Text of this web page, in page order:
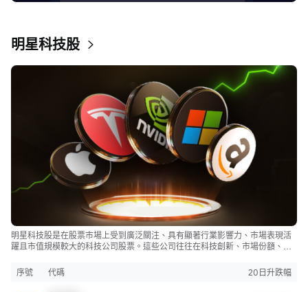
明星科技股
明星科技股是在股票市場上受到廣泛關注、具有顯著行業影響力、市場表現活
躍且市值規模較大的科技公司股票。這些公司往往在科技創新、市場份額、品
市，特別是科技行業板塊乃至全球經濟具有顯著影響。
序號 代碼 20日升跌幅